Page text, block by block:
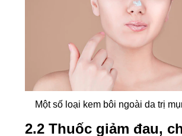
Một số loại kem bôi ngoài da trị
2.2 Thuốc giảm đau,